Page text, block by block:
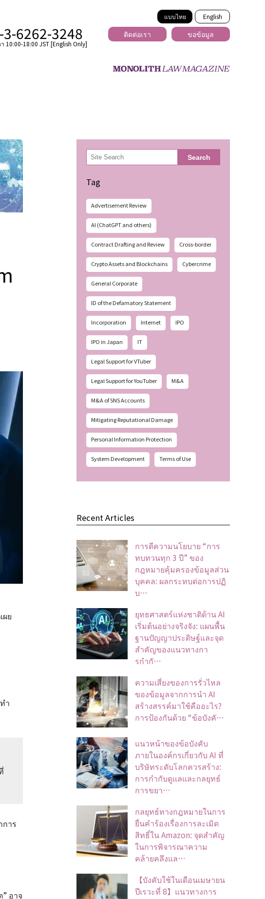
แบบไทย English
3-6262-3248
10:00-18:00 JST [English Only]
ติดต่อเรา ขอข้อมูล
อเสียง
ที่เป็นการใส่ร้าย
ย
ำ
าร
อาจ
検
索 Search
Tag
Advertisement Review
AI (ChatGPT and others)
Contract Drafting and Review Cross-border
Crypto Assets and Blockchains Cybercrime
General Corporate
ID of the Defamatory Statement
Incorporation Internet IPO
IPO in Japan IT
Legal Support for VTuber
Legal Support for YouTuber M&A
M&A of SNS Accounts
Mitigating Reputational Damage
Personal Information Protection
System Development Terms of Use
Recent Articles
การตีความนโยบาย “การ
ทบทวนทุก 3 ปี” ของ
กฎหมายคุ้มครองข้อมูลส่วน
บุคคล: ผลกระทบต่อการปฏิ
บ…
ยุทธศาสตร์แห่งชาติด้าน AI
เริ่มต้นอย่างจริงจัง: แผนพื้น
ฐานปัญญาประดิษฐ์และจุด
สำคัญของแนวทางกา
รกำกั…
ความเสี่ยงของการรั่วไหล
ของข้อมูลจากการนำ AI
สร้างสรรค์มาใช้คืออะไร?
การป้องกันด้วย “ข้อบังคั…
แนวหน้าของข้อบังคับ
ภายในองค์กรเกี่ยวกับ AI ที่
บริษัทระดับโลกควรสร้าง:
การกำกับดูแลและกลยุทธ์
การขยา…
กลยุทธ์ทางกฎหมายในการ
ยื่นคำร้องเรื่องการละเมิด
สิทธิ์ใน Amazon: จุดสำคัญ
ในการพิจารณาความ
คล้ายคลึงแล…
【บังคับใช้ในเดือนเมษายน
ปีเรวะที่ 8】แนวทางการ